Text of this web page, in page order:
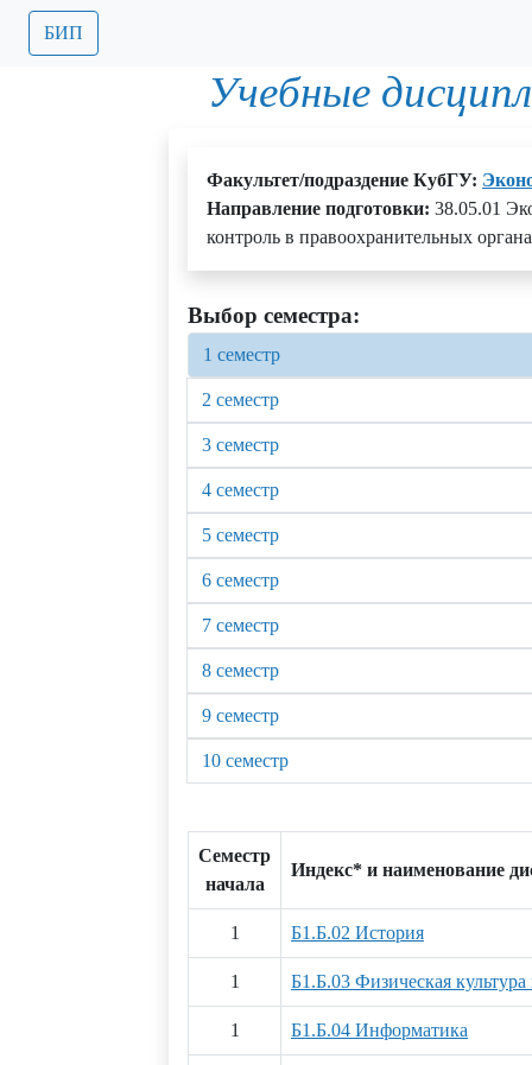
БИП
Учебные
Факультет/подраздение КубГУ:
Направление подготовки: 38.05.01
контроль в правоохранительных
Выбор семестра:
1 семестр
2 семестр
3 семестр
4 семестр
5 семестр
6 семестр
7 семестр
8 семестр
9 семестр
10 семестр
Семестр
начала
Индекс* и наименование
1 Б1.Б.02 История
1 Б1.Б.03 Физическая культура
1 Б1.Б.04 Информатика